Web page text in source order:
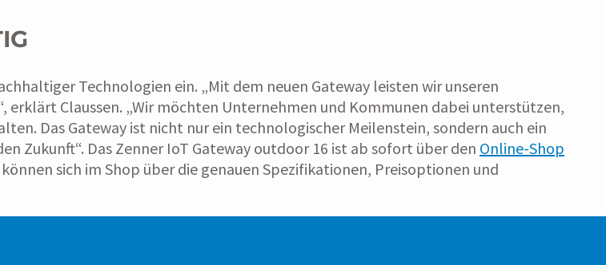
Technologien ein. „Mit dem neuen Gateway leisten wir unseren
Claussen. „Wir möchten Unternehmen und Kommunen dabei unterstützen,
Das Gateway ist nicht nur ein technologischer Meilenstein, sondern auch ein
Zukunft“. Das Zenner IoT Gateway outdoor 16 ist ab sofort über den Online-Shop
sich im Shop über die genauen Spezifikationen, Preisoptionen und